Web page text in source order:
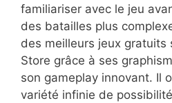
familiariser avec le jeu
des batailles plus
des meilleurs jeux gratuits
Store grâce à ses
son gameplay innovant. Il
variété infinie de